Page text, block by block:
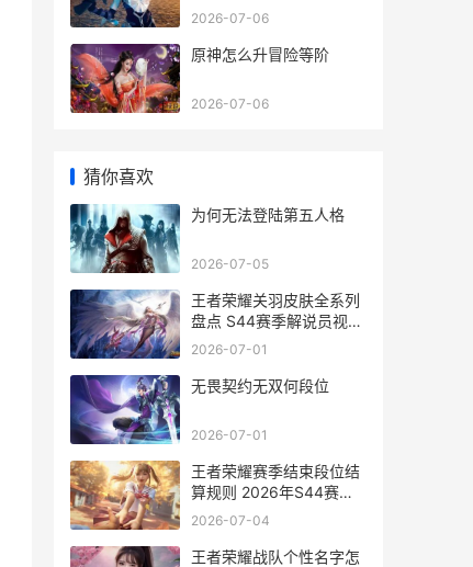
字赢在起跑线
2026-07-06
原神怎么升冒险等阶
2026-07-06
猜你喜欢
为何无法登陆第五人格
2026-07-05
王者荣耀关羽皮肤全系列
盘点 S44赛季解说员视角
深度解读
2026-07-01
无畏契约无双何段位
2026-07-01
王者荣耀赛季结束段位结
算规则 2026年S44赛季
实战详解
2026-07-04
王者荣耀战队个性名字怎